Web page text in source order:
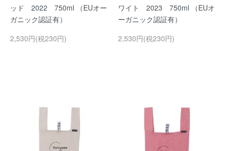
ッド 2022 750ml （EUオー
ガニック認証有）
2,530円(税230円)
ワイト 2023 750ml （EUオ
ーガニック認証有）
2,530円(税230円)